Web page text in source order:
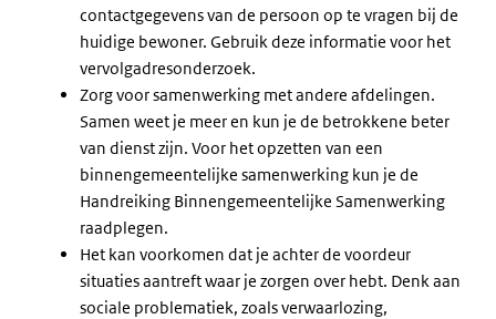
contactgegevens van de persoon op te vragen bij de
huidige bewoner. Gebruik deze informatie voor het
vervolgadresonderzoek.
Zorg voor samenwerking met andere afdelingen.
Samen weet je meer en kun je de betrokkene beter
van dienst zijn. Voor het opzetten van een
binnengemeentelijke samenwerking kun je de
Handreiking Binnengemeentelijke Samenwerking
raadplegen.
Het kan voorkomen dat je achter de voordeur
situaties aantreft waar je zorgen over hebt. Denk aan
sociale problematiek, zoals verwaarlozing,